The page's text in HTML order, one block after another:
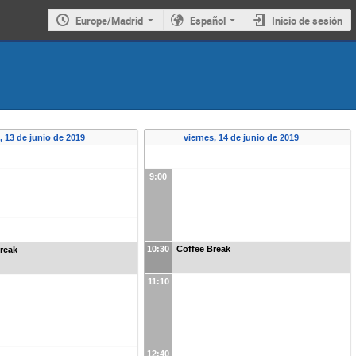
Europe/Madrid Español Inicio de sesión
13 de junio de 2019 viernes, 14 de junio de 2019
9:00
10:30 Coffee Break
11:10
12:40